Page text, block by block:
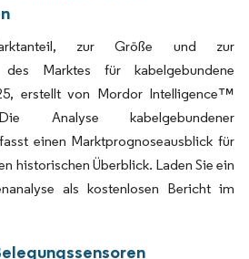
zur Größe und zur
des Marktes für kabelgebundene
erstellt von Mordor Intelligence™
Analyse kabelgebundener
einen Marktprognoseausblick für
historischen Überblick. Laden Sie ein
als kostenlosen Bericht im